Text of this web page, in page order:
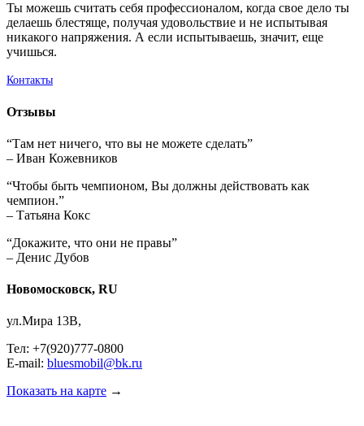
Ты можешь считать себя профессионалом, когда свое дело ты
делаешь блестяще, получая удовольствие и не испытывая
никакого напряжения. А если испытываешь, значит, еще
учишься.
Контакты
Отзывы
“Там нет ничего, что вы не можете сделать”
– Иван Кожевников
“Чтобы быть чемпионом, Вы должны действовать как
чемпион.”
– Татьяна Кокс
“Докажите, что они не правы”
– Денис Дубов
Новомосковск, RU
ул.Мира 13В,
Тел: +7(920)777-0800
E-mail: bluesmobil@bk.ru
Показать на карте →